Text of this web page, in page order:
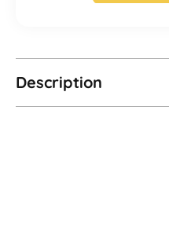
Description